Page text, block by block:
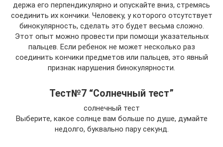
держа его перпендикулярно и опускайте вниз, стремясь
соединить их кончики. Человеку, у которого отсутствует
бинокулярность, сделать это будет весьма сложно.
Этот опыт можно провести при помощи указательных
пальцев. Если ребенок не может несколько раз
соединить кончики предметов или пальцев, это явный
признак нарушения бинокулярности.
Тест№7 “Солнечный тест”
солнечный тест
Выберите, какое солнце вам больше по душе, думайте
недолго, буквально пару секунд.